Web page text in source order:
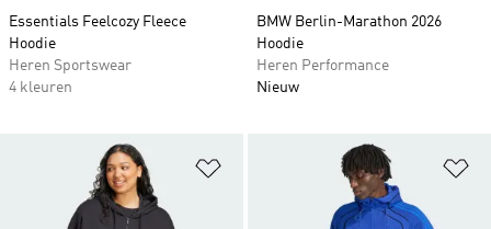
Essentials Feelcozy Fleece
Hoodie
Heren Sportswear
4 kleuren
BMW Berlin-Marathon 2026
Hoodie
Heren Performance
Nieuw
Op verlanglijst zetten